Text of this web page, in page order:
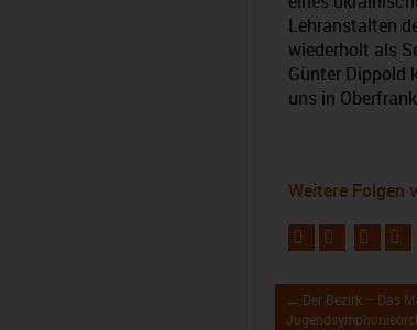
Lehranstalten
wiederholt als
Günter Dippold
uns in
Weitere Folgen
← Der Bezirk – Das